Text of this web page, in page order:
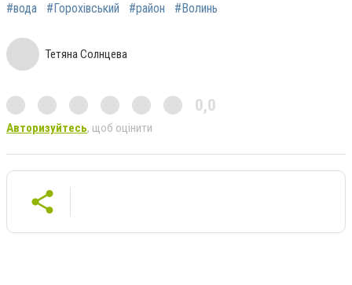
#вода #Горохівський #район #Волинь
Тетяна Солнцева
0,0
Авторизуйтесь, щоб оцінити